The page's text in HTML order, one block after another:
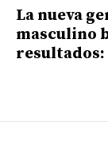
La nueva
masculino
resultados: